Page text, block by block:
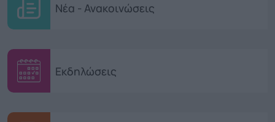
Νέα - Ανακοινώσεις
Εκδηλώσεις